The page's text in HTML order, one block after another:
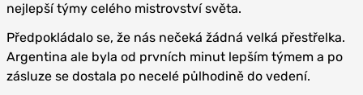
nejlepší týmy celého mistrovství světa.
Předpokládalo se, že nás nečeká žádná velká přestřelka.
Argentina ale byla od prvních minut lepším týmem a po
zásluze se dostala po necelé půlhodině do vedení.